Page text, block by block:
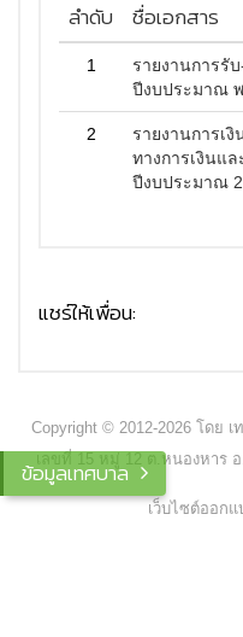
ข้อมูลเทศบาล
ลำดับ ชื่อเอกสาร
1
รายงานการรั
ปีงบประมาณ
2
รายงานการเ
ทางการเงินแ
ปีงบประมาณ
แชร์ให้เพื่อน:
Copyright © 2012-2026 โดย
เลขที่ 15 หมู่ 12 ต.หนองหาร
เว็บไซต์ออก